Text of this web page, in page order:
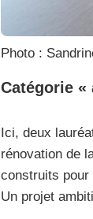
Photo :
Catégorie «
Ici, deux
rénovation de
construits pour
Un projet